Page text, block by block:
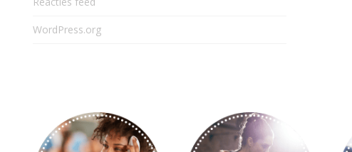
WordPress.org